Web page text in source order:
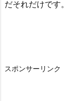
だそれだけです。
スポンサーリンク